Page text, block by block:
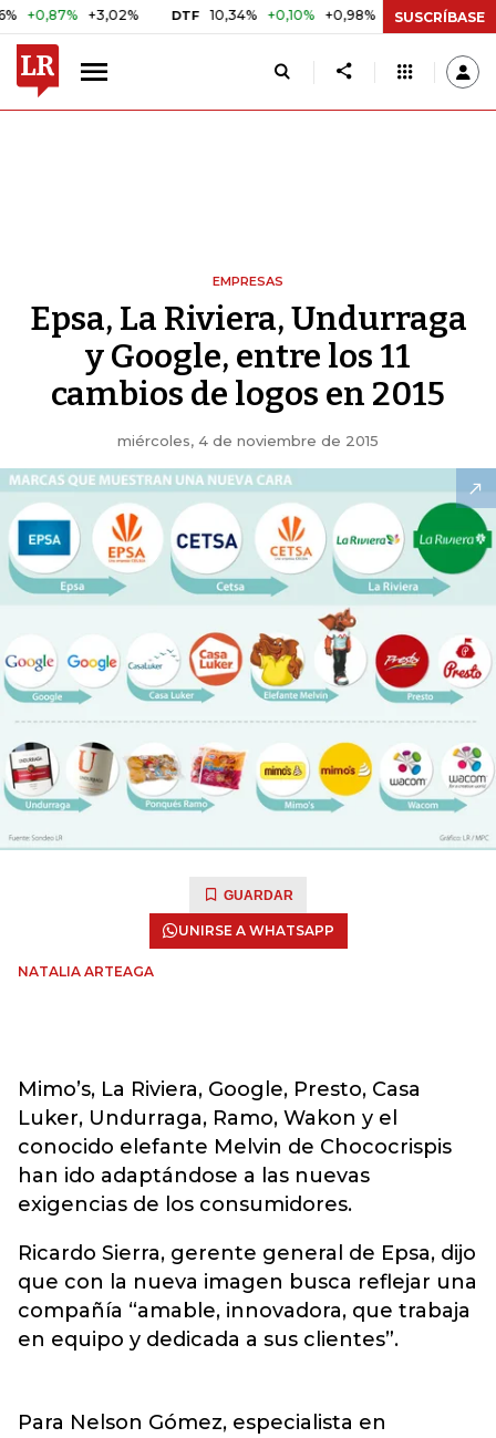
+3,02% DTF 10,34% +0,10% +0,98% UVR $ 417,01 +$
SUSCRÍBASE
EMPRESAS
Epsa, La Riviera, Undurraga
y Google, entre los 11
cambios de logos en 2015
miércoles, 4 de noviembre de 2015
GUARDAR
UNIRSE A WHATSAPP
NATALIA ARTEAGA
Mimo’s, La Riviera, Google, Presto, Casa
Luker, Undurraga, Ramo, Wakon y el
conocido elefante Melvin de Chococrispis
han ido adaptándose a las nuevas
exigencias de los consumidores.
Ricardo Sierra, gerente general de Epsa, dijo
que con la nueva imagen busca reflejar una
compañía “amable, innovadora, que trabaja
en equipo y dedicada a sus clientes”.
Para Nelson Gómez, especialista en